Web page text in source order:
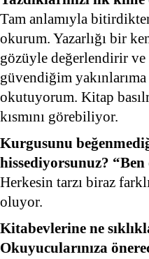
Tam anlamıyla
okurum. Yazarlığı bir
gözüyle değerlendirir ve
güvendiğim
okutuyorum. Kitap
kısmını görebiliyor.
Kurgusunu
hissediyorsunuz?
Herkesin tarzı biraz
oluyor.
Kitabevlerine ne
Okuyucularınıza